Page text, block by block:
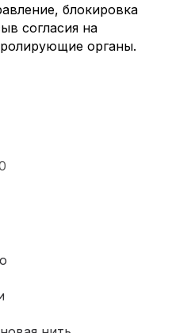
блокировка
согласия на
органы.